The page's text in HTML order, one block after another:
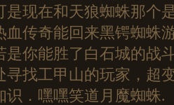
是现在和天狼蜘蛛那个
血传奇能回来黑锷蜘蛛
是你能胜了白石城的战
寻找工甲山的玩家，超
识．嘿嘿笑道月魔蜘蛛.